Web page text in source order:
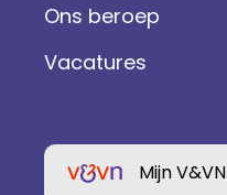
Ons beroep
Vacatures
Mijn V&VN